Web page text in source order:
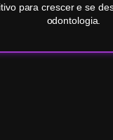
para crescer e se
odontologia.